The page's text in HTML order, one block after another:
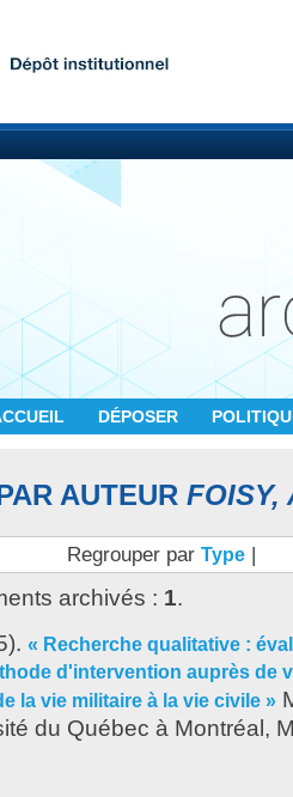
DÉPOSER
AUTEUR FOISY,
Regrouper par Type |
archivés : 1.
« Recherche qualitative :
d'intervention auprès de
la vie militaire à la vie civile »
du Québec à Montréal,